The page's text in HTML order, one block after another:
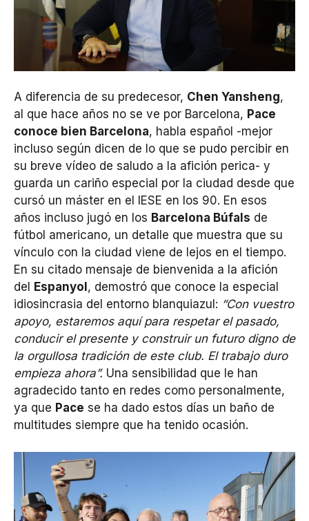
A diferencia de su predecesor, Chen Yansheng,
al que hace años no se ve por Barcelona, Pace
conoce bien Barcelona, habla español -mejor
incluso según dicen de lo que se pudo percibir en
su breve vídeo de saludo a la afición perica- y
guarda un cariño especial por la ciudad desde que
cursó un máster en el IESE en los 90. En esos
años incluso jugó en los Barcelona Búfals de
fútbol americano, un detalle que muestra que su
vínculo con la ciudad viene de lejos en el tiempo.
En su citado mensaje de bienvenida a la afición
del
Espanyol , demostró que conoce la especial
idiosincrasia del entorno blanquiazul: “Con vuestro
apoyo, estaremos aquí para respetar el pasado,
conducir el presente y construir un futuro digno de
la orgullosa tradición de este club. El trabajo duro
empieza ahora”. Una sensibilidad que le han
agradecido tanto en redes como personalmente,
ya que Pace se ha dado estos días un baño de
multitudes siempre que ha tenido ocasión.